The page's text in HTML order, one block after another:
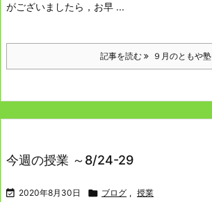
がございましたら，お早 ...
記事を読む ９月のともや塾
今週の授業 ～8/24-29
 2020年8月30日  ブログ , 授業